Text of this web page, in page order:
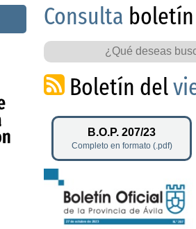
Consulta boletín
Boletín del
B.O.P. 207/23
Completo en formato (.pdf)